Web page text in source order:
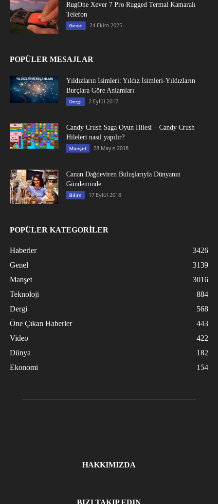
RugOne Xever 7 Pro Rugged Termal Kamaralı
Telefon
Genel 24 Ekim 2025
POPÜLER MESAJLAR
Yıldızların İsimleri: Yıldız İsimleri-Yıldızların
Burçlara Göre Anlamları
Dergi 2 Eylül 2017
Candy Crush Saga Oyun Hilesi – Candy Crush
Hileleri nasıl yapılır?
Manşet 28 Mayıs 2018
Canan Dağdeviren Buluşlarıyla Dünyanın
Gündeminde
Bilim 17 Eylül 2018
POPÜLER KATEGORİLER
Haberler
3426
Genel
3139
Manşet
3016
Teknoloji
884
Dergi
568
Öne Çıkan Haberler
443
Video
422
Dünya
182
Ekonomi
154
HAKKIMIZDA
BIZI TAKIP EDIN